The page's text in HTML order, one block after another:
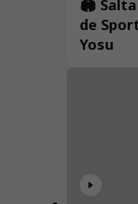
🏟️ Salta
de
Yosu